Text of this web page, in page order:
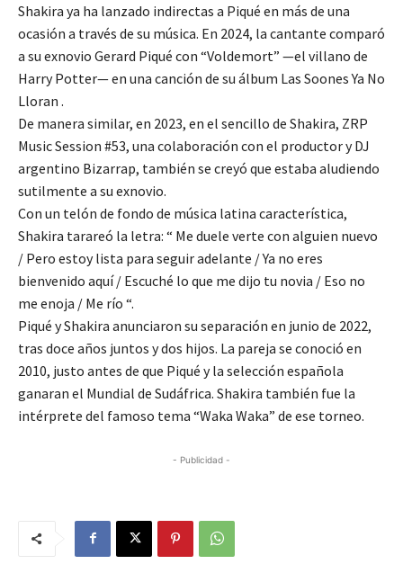
Shakira ya ha lanzado indirectas a Piqué en más de una
ocasión a través de su música. En 2024, la cantante comparó
a su exnovio Gerard Piqué con “Voldemort” —el villano de
Harry Potter— en una canción de su álbum Las Soones Ya No
Lloran .
De manera similar, en 2023, en el sencillo de Shakira, ZRP
Music Session #53, una colaboración con el productor y DJ
argentino Bizarrap, también se creyó que estaba aludiendo
sutilmente a su exnovio.
Con un telón de fondo de música latina característica,
Shakira tarareó la letra: “ Me duele verte con alguien nuevo
/ Pero estoy lista para seguir adelante / Ya no eres
bienvenido aquí / Escuché lo que me dijo tu novia / Eso no
me enoja / Me río “.
Piqué y Shakira anunciaron su separación en junio de 2022,
tras doce años juntos y dos hijos. La pareja se conoció en
2010, justo antes de que Piqué y la selección española
ganaran el Mundial de Sudáfrica. Shakira también fue la
intérprete del famoso tema “Waka Waka” de ese torneo.
- Publicidad -